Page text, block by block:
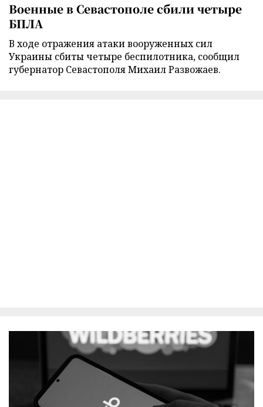
Военные в Севастополе сбили четыре
БПЛА
В ходе отражения атаки вооруженных сил
Украины сбиты четыре беспилотника, сообщил
губернатор Севастополя Михаил Развожаев.